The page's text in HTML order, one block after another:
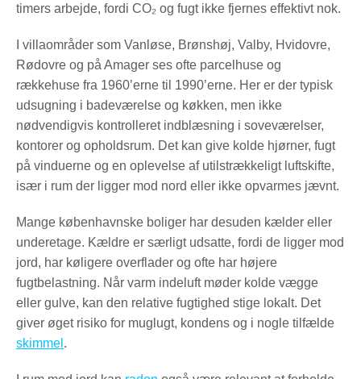
timers arbejde, fordi CO₂ og fugt ikke fjernes effektivt nok.
I villaområder som Vanløse, Brønshøj, Valby, Hvidovre,
Rødovre og på Amager ses ofte parcelhuse og
rækkehuse fra 1960’erne til 1990’erne. Her er der typisk
udsugning i badeværelse og køkken, men ikke
nødvendigvis kontrolleret indblæsning i soveværelser,
kontorer og opholdsrum. Det kan give kolde hjørner, fugt
på vinduerne og en oplevelse af utilstrækkeligt luftskifte,
især i rum der ligger mod nord eller ikke opvarmes jævnt.
Mange københavnske boliger har desuden kælder eller
underetage. Kældre er særligt udsatte, fordi de ligger mod
jord, har køligere overflader og ofte har højere
fugtbelastning. Når varm indeluft møder kolde vægge
eller gulve, kan den relative fugtighed stige lokalt. Det
giver øget risiko for muglugt, kondens og i nogle tilfælde
skimmel .